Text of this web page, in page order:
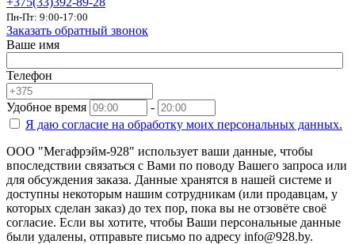
Пн-Пт: 9:00-17:00
Заказать обратный звонок
Ваше имя
Телефон
Удобное время
-
Я даю согласие на обработку моих персональных данных.
ООО "Мегафрэйм-928" использует ваши данные, чтобы
впоследствии связаться с Вами по поводу Вашего запроса или
для обсуждения заказа. Данные хранятся в нашей системе и
доступны некоторым нашим сотрудникам (или продавцам, у
которых сделан заказ) до тех пор, пока вы не отзовёте своё
согласие. Если вы хотите, чтобы Ваши персональные данные
были удалены, отправьте письмо по адресу info@928.by.